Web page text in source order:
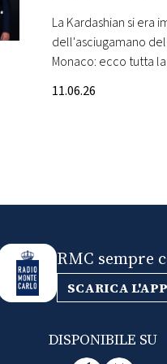
Kim
La Kardashian si era
dell'asciugamano
Monaco: ecco tutta
11.06.26
RMC sempre
SCARICA L'APP
DISPONIBILE SU